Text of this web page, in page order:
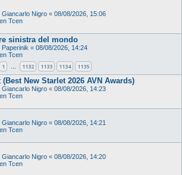
Giancarlo Nigro « 08/08/2026, 15:06
Tcen
sinistra del mondo
Paperinik « 08/08/2026, 14:24
Tcen
1 … 1132 1133 1134 1135
New Starlet 2026 AVN Awards)
Giancarlo Nigro « 08/08/2026, 14:23
Tcen
Giancarlo Nigro « 08/08/2026, 14:21
Tcen
Giancarlo Nigro « 08/08/2026, 14:20
Tcen